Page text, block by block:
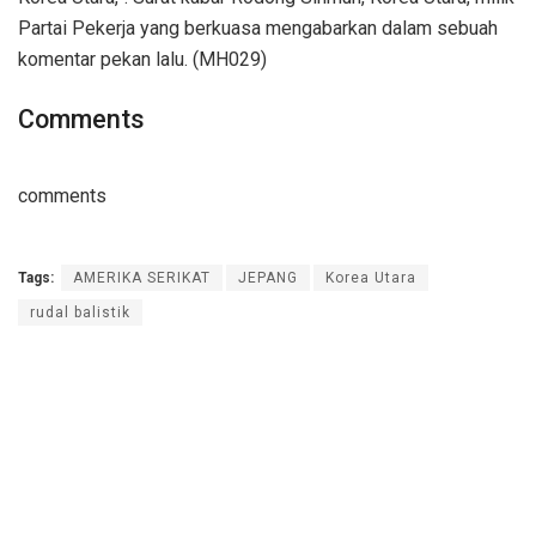
Partai Pekerja yang berkuasa mengabarkan dalam sebuah
komentar pekan lalu. (MH029)
Comments
comments
Tags: AMERIKA SERIKAT JEPANG Korea Utara
rudal balistik